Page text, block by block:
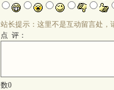
站长提示：这里不是互动留言处，
点 评：
数0